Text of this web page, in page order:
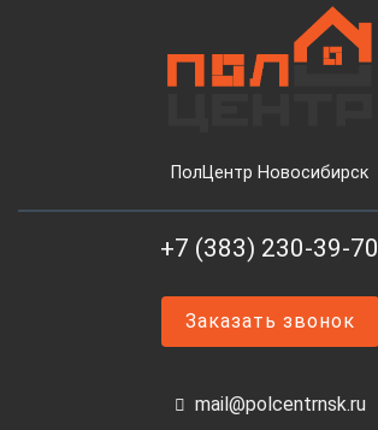
ПолЦентр Новосибирск
+7 (383) 230-39-70
Заказать звонок
mail@polcentrnsk.ru